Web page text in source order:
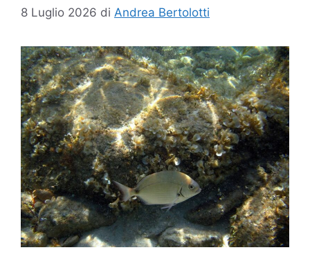
8 Luglio 2026 di Andrea Bertolotti